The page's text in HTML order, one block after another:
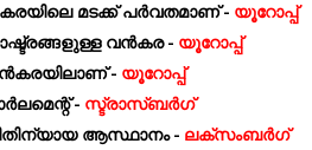
മടക്ക് പർവതമാണ് - യൂറോപ്പ്
വൻകര - യൂറോപ്പ്
- യൂറോപ്പ്
- സ്ട്രാസ്ബർഗ്
ആസ്ഥാനം - ലക്സംബർഗ്